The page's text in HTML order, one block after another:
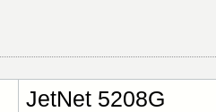
JetNet 5208G